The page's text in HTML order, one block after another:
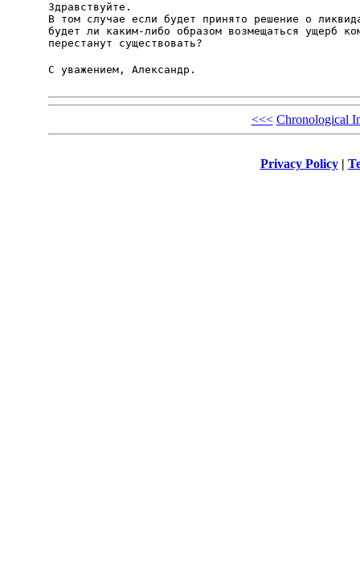
Здравствуйте.
В том случае если будет принято решение о
будет ли каким-либо образом возмещаться ущерб
перестанут существовать?
С уважением, Александр.
<<< Chronological
Privacy Policy|